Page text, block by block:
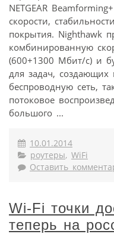
NETGEAR
скорости,
покрытия. Nighthawk
комбинированную
(600+1300 Мбит/с) и
для задач, создающих
беспроводную сеть,
потоковое
большого ...
10.01.2014
роутеры, WiFi
Оставить
Wi-Fi точки
теперь на